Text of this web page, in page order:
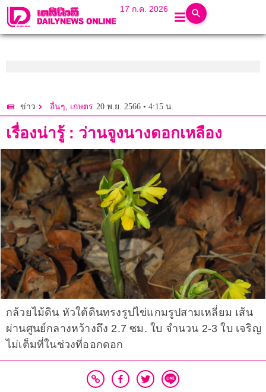
17 ก.ค. 2026
ข่าว อื่นๆ, เกษตร 20 พ.ย. 2566 • 4:15 น.
เรื่องน่ารู้ : ว่านจูงนางดอกเหลือง
กล้วยไม้ดิน หัวใต้ดินทรงรูปไข่แกมรูปสามเหลี่ยม เส้น
ผ่านศูนย์กลางหว้างถึง 2.7 ซม. ใบ จำนวน 2-3 ใบ เจริญ
ไม่เต็มที่ในช่วงที่ออกดอก